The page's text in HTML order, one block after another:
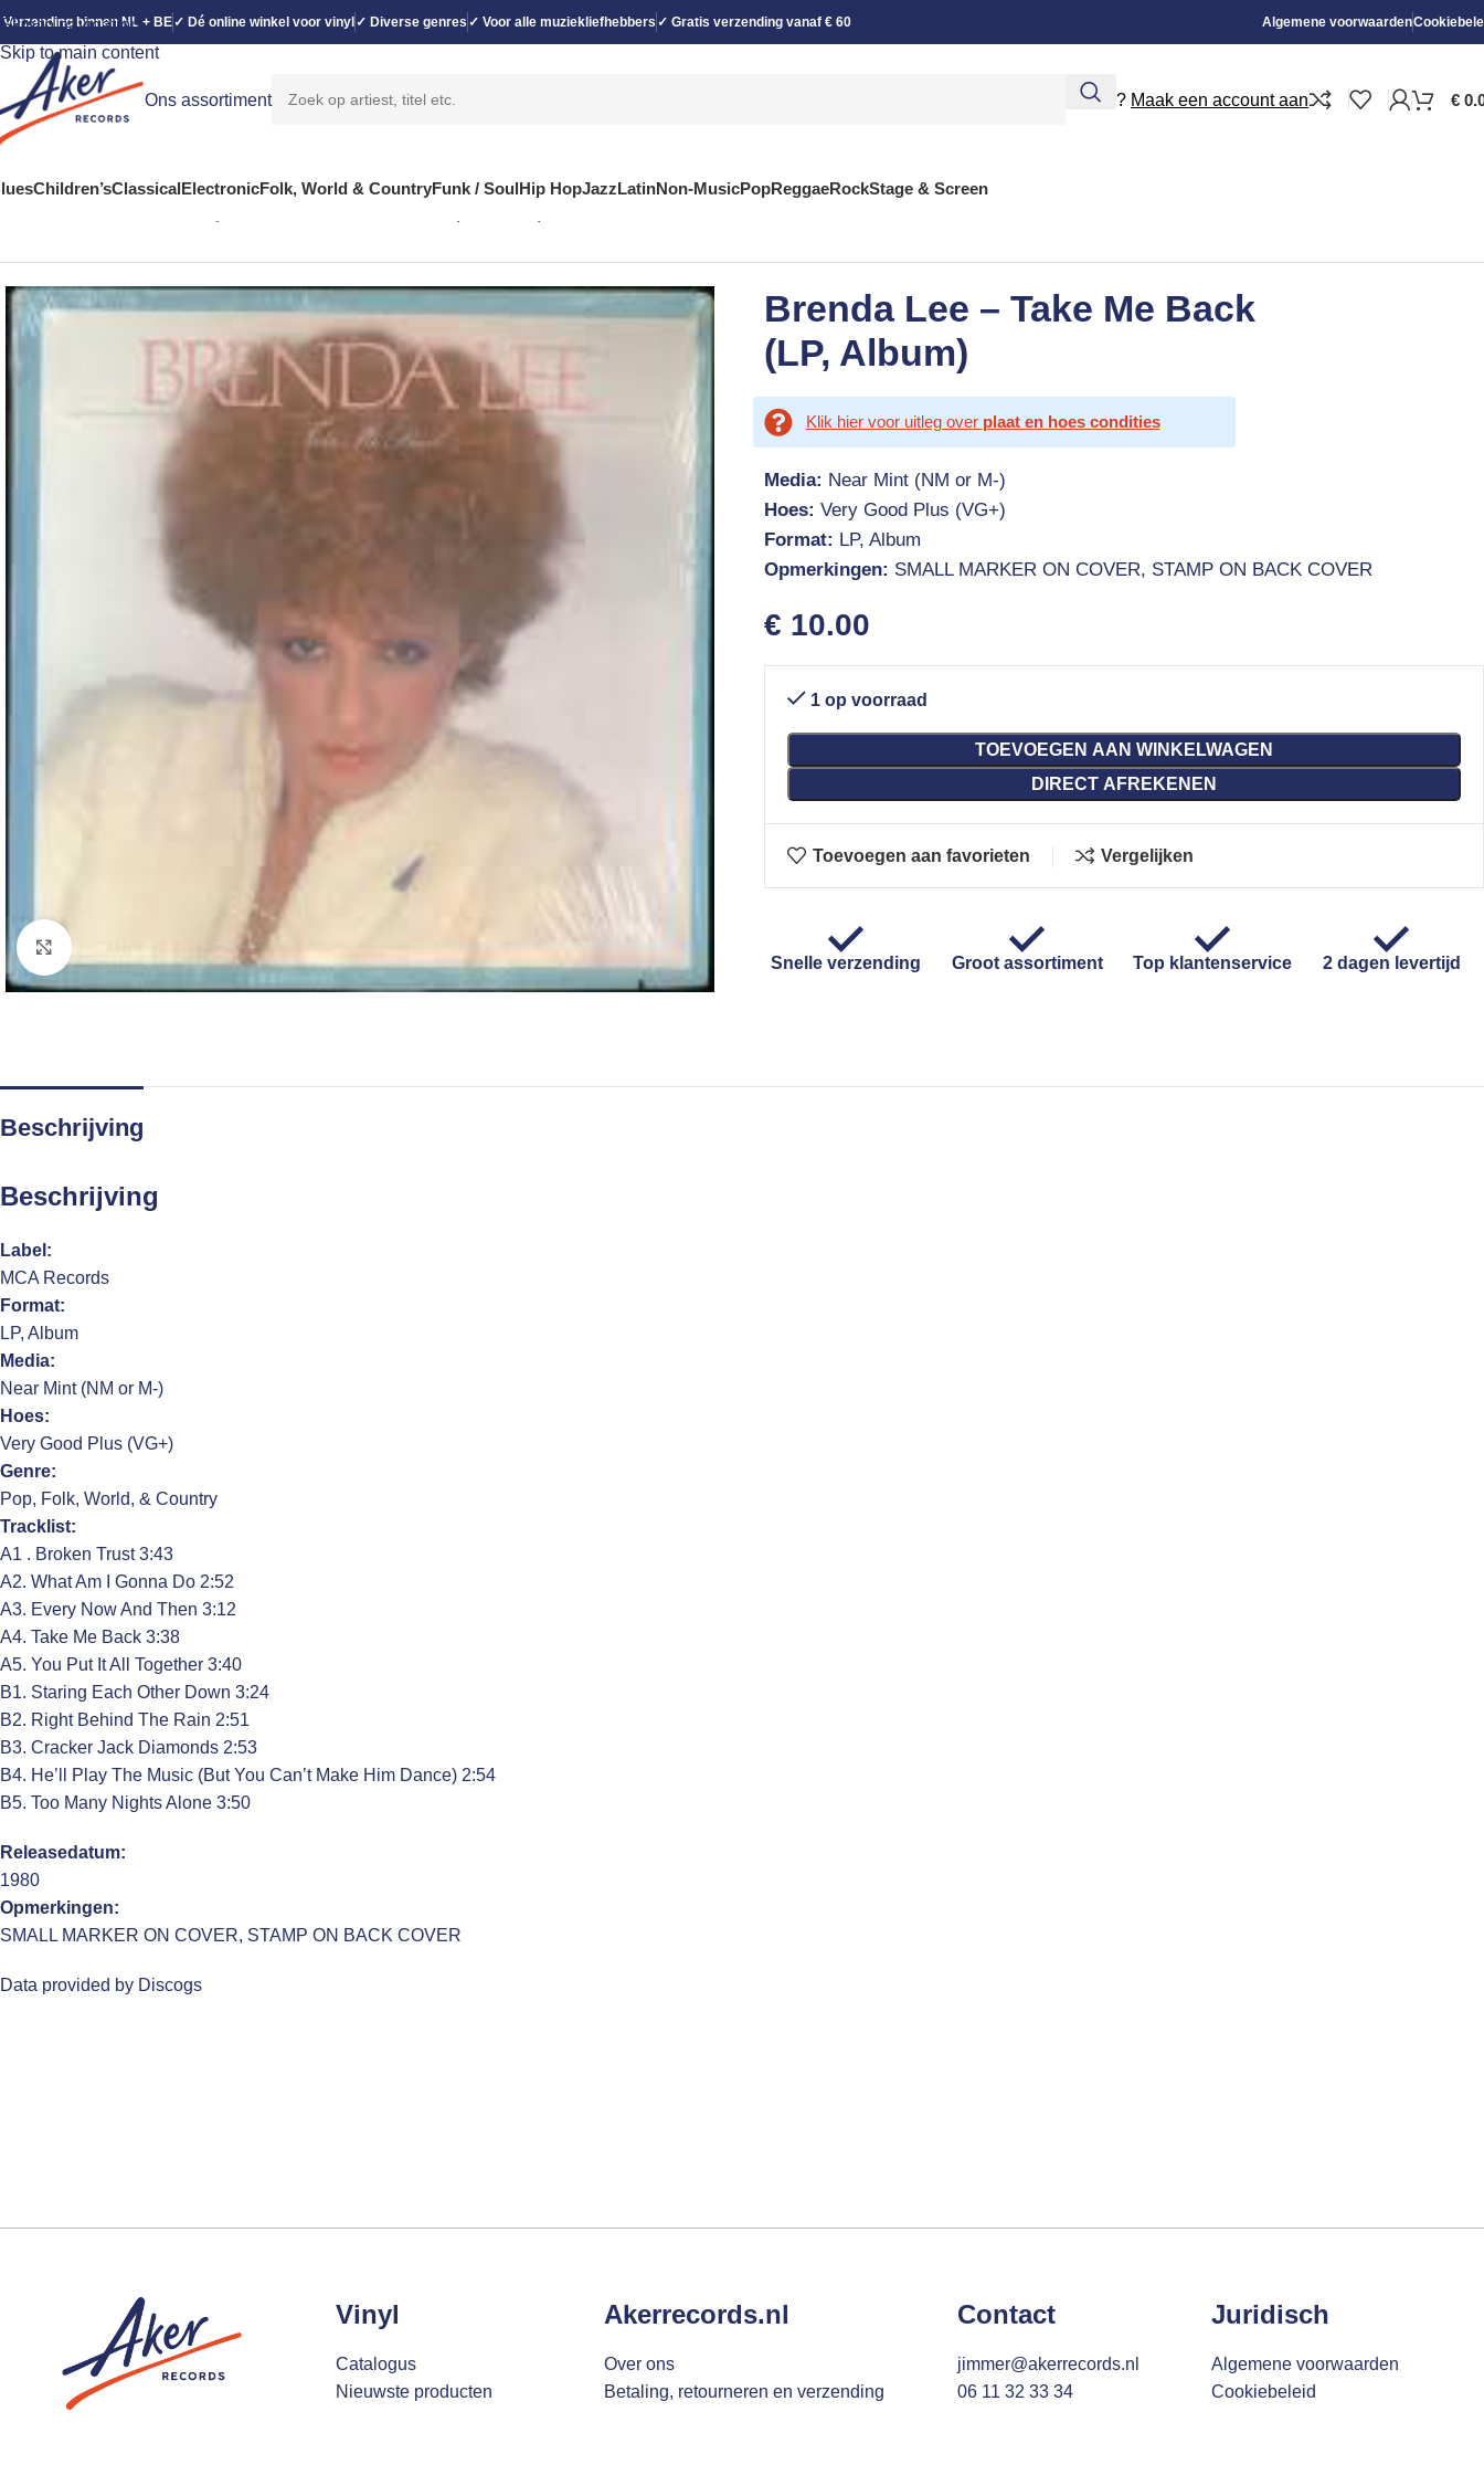
Skip to navigation
Skip to main content
binnen NL + BE✓ Dé online winkel voor vinyl ✓ Diverse genres ✓ Voor alle muziekliefhebbers ✓ Gratis verzending vanaf € 60 Algemene voorwaarden
Ons assortiment Nieuw? Maak een account aan €
Children’sClassicalElectronicFolk, World & CountryFunk / SoulHip HopJazzLatinNon-MusicPopReggaeRockStage & Screen
Brenda Lee – Take Me Back
(LP, Album)
Klik hier voor uitleg over plaat en hoes condities
Media: Near Mint (NM or M-)
Hoes: Very Good Plus (VG+)
Format: LP, Album
Opmerkingen: SMALL MARKER ON COVER, STAMP ON BACK COVER
€ 10.00
1 op voorraad
TOEVOEGEN AAN WINKELWAGEN
DIRECT AFREKENEN
Toevoegen aan favorieten Vergelijken
Snelle verzending Groot assortiment Top klantenservice 2 dagen levertijd
Beschrijving
Beschrijving
Label:
MCA Records
Format:
LP, Album
Media:
Near Mint (NM or M-)
Hoes:
Very Good Plus (VG+)
Genre:
Pop, Folk, World, & Country
Tracklist:
A1 . Broken Trust 3:43
A2. What Am I Gonna Do 2:52
A3. Every Now And Then 3:12
A4. Take Me Back 3:38
A5. You Put It All Together 3:40
B1. Staring Each Other Down 3:24
B2. Right Behind The Rain 2:51
B3. Cracker Jack Diamonds 2:53
B4. He’ll Play The Music (But You Can’t Make Him Dance) 2:54
B5. Too Many Nights Alone 3:50
Releasedatum:
1980
Opmerkingen:
SMALL MARKER ON COVER, STAMP ON BACK COVER
Data provided by Discogs
Vinyl
Catalogus
Nieuwste producten
Akerrecords.nl
Over ons
Betaling, retourneren en verzending
Contact
jimmer@akerrecords.nl
06 11 32 33 34
Juridisch
Algemene voorwaarden
Cookiebeleid